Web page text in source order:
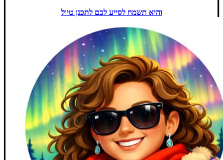
והיא תשמח לסייע לכם לתכנן טיול